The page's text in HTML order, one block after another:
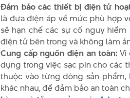
Đảm bảo các thiết bị điện tử
là đưa điện áp về mức phù hợp
sẽ hạn chế các sự cố nguy
điện tử bên trong và không làm
Cung cấp nguồn điện an toàn: Vì
dụng trong việc sạc pin cho các
thuộc vào từng dòng sản
khác nhau, để đảm bảo an toàn